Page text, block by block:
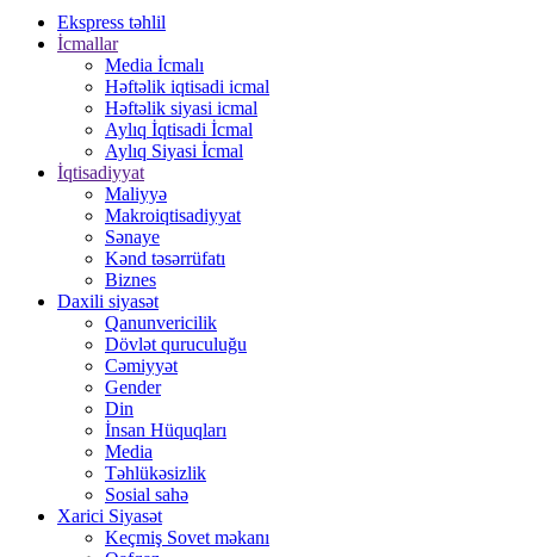
Ekspress təhlil
İcmallar
Media İcmalı
Həftəlik iqtisadi icmal
Həftəlik siyasi icmal
Aylıq İqtisadi İcmal
Aylıq Siyasi İcmal
İqtisadiyyat
Maliyyə
Makroiqtisadiyyat
Sənaye
Kənd təsərrüfatı
Biznes
Daxili siyasət
Qanunvericilik
Dövlət quruculuğu
Cəmiyyət
Gender
Din
İnsan Hüquqları
Media
Təhlükəsizlik
Sosial sahə
Xarici Siyasət
Keçmiş Sovet məkanı